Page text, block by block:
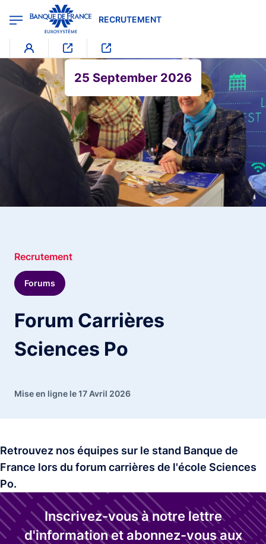
Aller au contenu principal
RECRUTEMENT - Menu Principal
RECRUTEMENT
Recrutement
Forums
Forum Carrières
Sciences Po
Mise en ligne le 17 Avril 2026
25 September 2026
Retrouvez nos équipes sur le stand Banque de
France lors du forum carrières de l'école Sciences
Po.
Inscrivez-vous à notre lettre
d'information et abonnez-vous aux